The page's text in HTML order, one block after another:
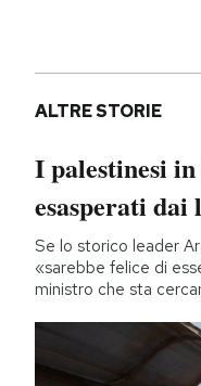
ALTRE STORIE
I palestinesi
esasperati
Se lo storico leader
«sarebbe felice di
ministro che sta